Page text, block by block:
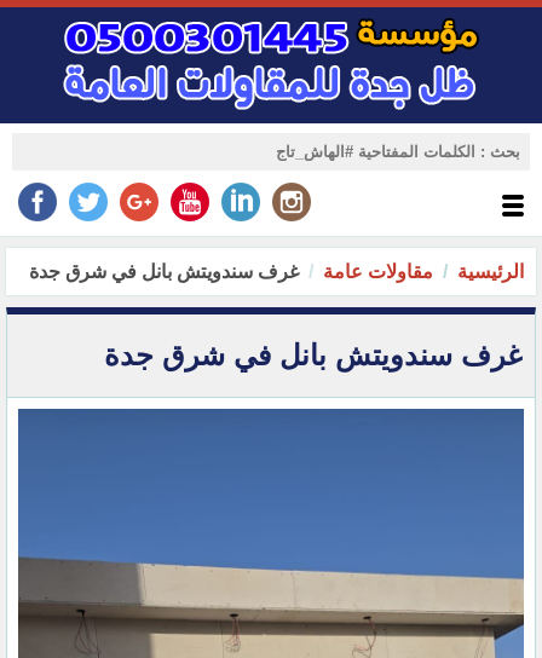
الرئيسية مقاولات عامة غرف سندويتش بانل في شرق جدة
غرف سندويتش بانل في شرق جدة